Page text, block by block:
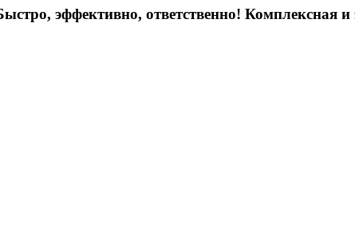
эффективно, ответственно! Комплексная и